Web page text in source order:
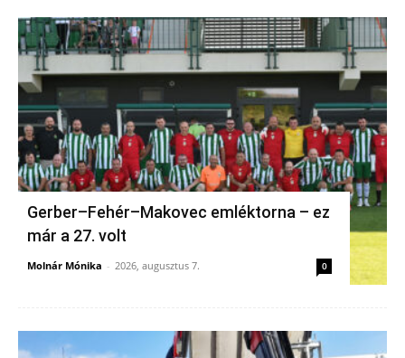
Gerber–Fehér–Makovec emléktorna – ez
már a 27. volt
Molnár Mónika - 2026, augusztus 7. 0